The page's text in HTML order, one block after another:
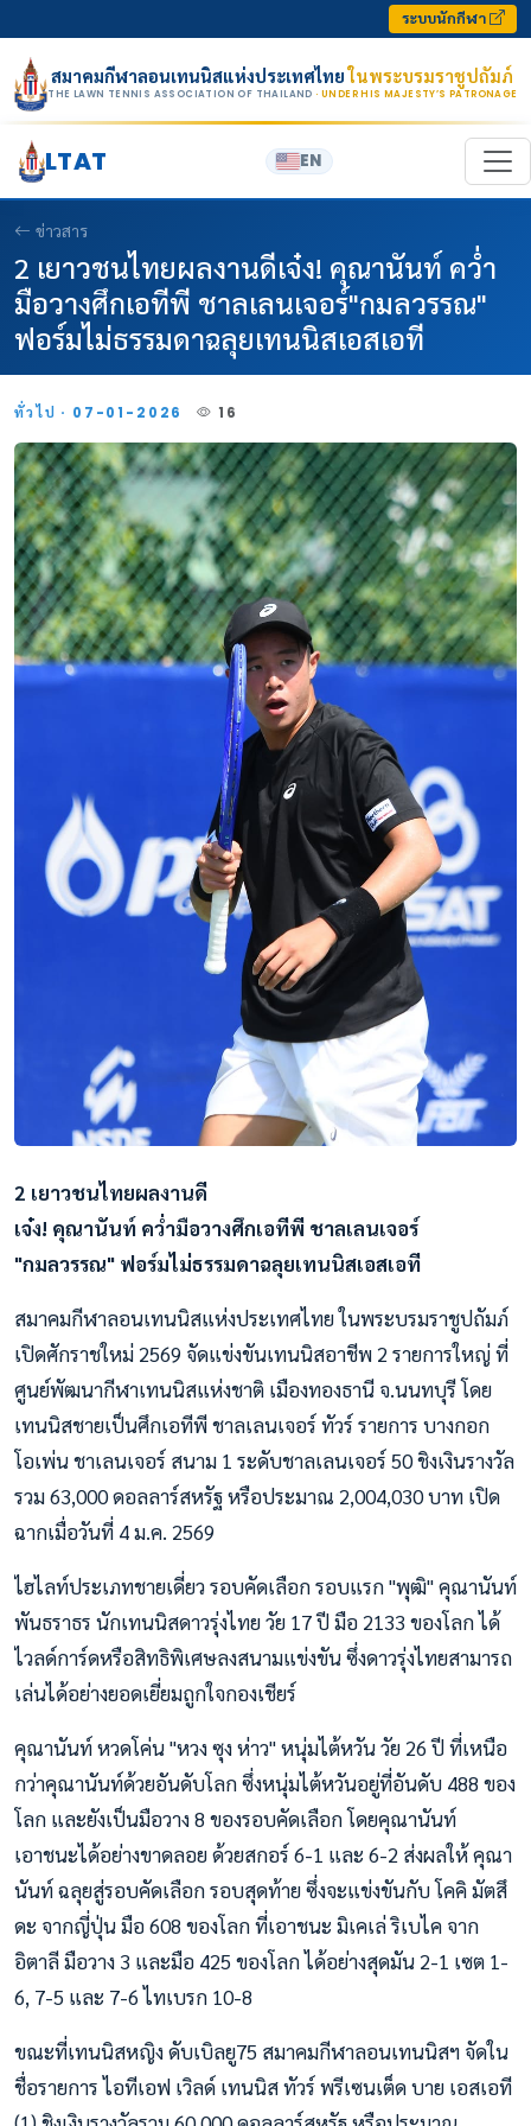
ระบบนักกีฬา
สมาคมกีฬาลอนเทนนิสแห่งประเทศไทยในพระบรมราชูปถัมภ์
THE LAWN TENNIS ASSOCIATION OF THAILAND · UNDER HIS MAJESTY’S PATRONAGE
LTAT EN
ข่าวสาร
2 เยาวชนไทยผลงานดีเจ๋ง! คุณานันท์ คว่ำ
มือวางศึกเอทีพี ชาลเลนเจอร์"กมลวรรณ"
ฟอร์มไม่ธรรมดาฉลุยเทนนิสเอสเอที
ทั่วไป · 07-01-2026 16
2 เยาวชนไทยผลงานดี
เจ๋ง! คุณานันท์ คว่ำมือวางศึกเอทีพี ชาลเลนเจอร์
"กมลวรรณ" ฟอร์มไม่ธรรมดาฉลุยเทนนิสเอสเอที
สมาคมกีฬาลอนเทนนิสแห่งประเทศไทย ในพระบรมราชูปถัมภ์
เปิดศักราชใหม่ 2569 จัดแข่งขันเทนนิสอาชีพ 2 รายการใหญ่ ที่
ศูนย์พัฒนากีฬาเทนนิสแห่งชาติ เมืองทองธานี จ.นนทบุรี โดย
เทนนิสชายเป็นศึกเอทีพี ชาลเลนเจอร์ ทัวร์ รายการ บางกอก
โอเพ่น ชาเลนเจอร์ สนาม 1 ระดับชาลเลนเจอร์ 50 ชิงเงินรางวัล
รวม 63,000 ดอลลาร์สหรัฐ หรือประมาณ 2,004,030 บาท เปิด
ฉากเมื่อวันที่ 4 ม.ค. 2569
ไฮไลท์ประเภทชายเดี่ยว รอบคัดเลือก รอบแรก "พุฒิ" คุณานันท์
พันธราธร นักเทนนิสดาวรุ่งไทย วัย 17 ปี มือ 2133 ของโลก ได้
ไวลด์การ์ดหรือสิทธิพิเศษลงสนามแข่งขัน ซึ่งดาวรุ่งไทยสามารถ
เล่นได้อย่างยอดเยี่ยมถูกใจกองเชียร์
คุณานันท์ หวดโค่น "หวง ซุง ห่าว" หนุ่มไต้หวัน วัย 26 ปี ที่เหนือ
กว่าคุณานันท์ด้วยอันดับโลก ซึ่งหนุ่มไต้หวันอยู่ที่อันดับ 488 ของ
โลก และยังเป็นมือวาง 8 ของรอบคัดเลือก โดยคุณานันท์
เอาชนะได้อย่างขาดลอย ด้วยสกอร์ 6-1 และ 6-2 ส่งผลให้ คุณา
นันท์ ฉลุยสู่รอบคัดเลือก รอบสุดท้าย ซึ่งจะแข่งขันกับ โคคิ มัตสึ
ดะ จากญี่ปุ่น มือ 608 ของโลก ที่เอาชนะ มิเคเล่ ริเบไค จาก
อิตาลี มือวาง 3 และมือ 425 ของโลก ได้อย่างสุดมัน 2-1 เซต 1-
6, 7-5 และ 7-6 ไทเบรก 10-8
ขณะที่เทนนิสหญิง ดับเบิลยู75 สมาคมกีฬาลอนเทนนิสฯ จัดใน
ชื่อรายการ ไอทีเอฟ เวิลด์ เทนนิส ทัวร์ พรีเซนเต็ด บาย เอสเอที